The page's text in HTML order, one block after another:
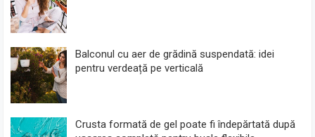
Balconul cu aer de grădină suspendată: idei
pentru verdeață pe verticală
Crusta formată de gel poate fi îndepărtată după